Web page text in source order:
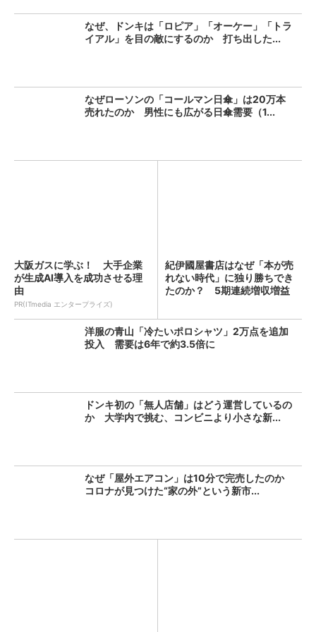
なぜ、ドンキは「ロピア」「オーケー」「トラ
イアル」を目の敵にするのか 打ち出した...
なぜローソンの「コールマン日傘」は20万本
売れたのか 男性にも広がる日傘需要（1...
大阪ガスに学ぶ！ 大手企業
が生成AI導入を成功させる理
由
PR(ITmedia エンタープライズ)
紀伊國屋書店はなぜ「本が売
れない時代」に独り勝ちでき
たのか？ 5期連続増収増益
洋服の青山「冷たいポロシャツ」2万点を追加
投入 需要は6年で約3.5倍に
ドンキ初の「無人店舗」はどう運営しているの
か 大学内で挑む、コンビニより小さな新...
なぜ「屋外エアコン」は10分で完売したのか
コロナが見つけた“家の外”という新市...